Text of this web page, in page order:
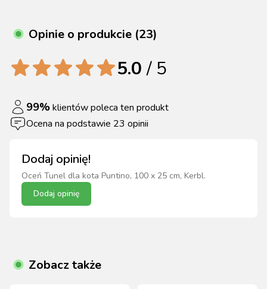
Opinie o produkcie (23)
Dodaj opinię!
Oceń Tunel dla kota Puntino, 100 x 25 cm, Kerbl.
Dodaj opinię
5.0/ 5
99%klientów poleca ten produkt
Ocena na podstawie 23 opinii
Zobacz także